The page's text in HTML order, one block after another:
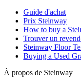
Guide d'achat
Prix Steinway
How to buy a
Trouver un
Steinway Floor
Buying a Used
À propos de Steinway